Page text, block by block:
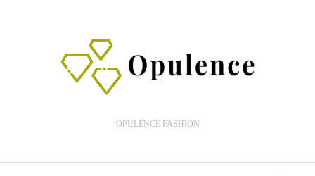
OPULENCE FASHION